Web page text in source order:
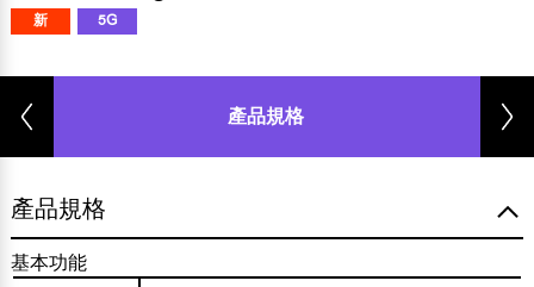
新 5G
產品規格
產品規格
基本功能